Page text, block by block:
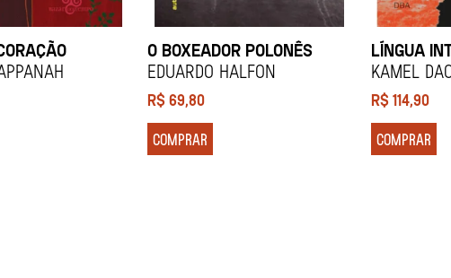
O BOXEADOR POLONÊS
EDUARDO HALFON
R$69,80
COMPRAR
LÍNGUA
KAMEL
R$114,90
COMPRAR